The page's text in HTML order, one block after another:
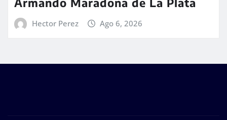
Hector Perez Ago 6, 2026